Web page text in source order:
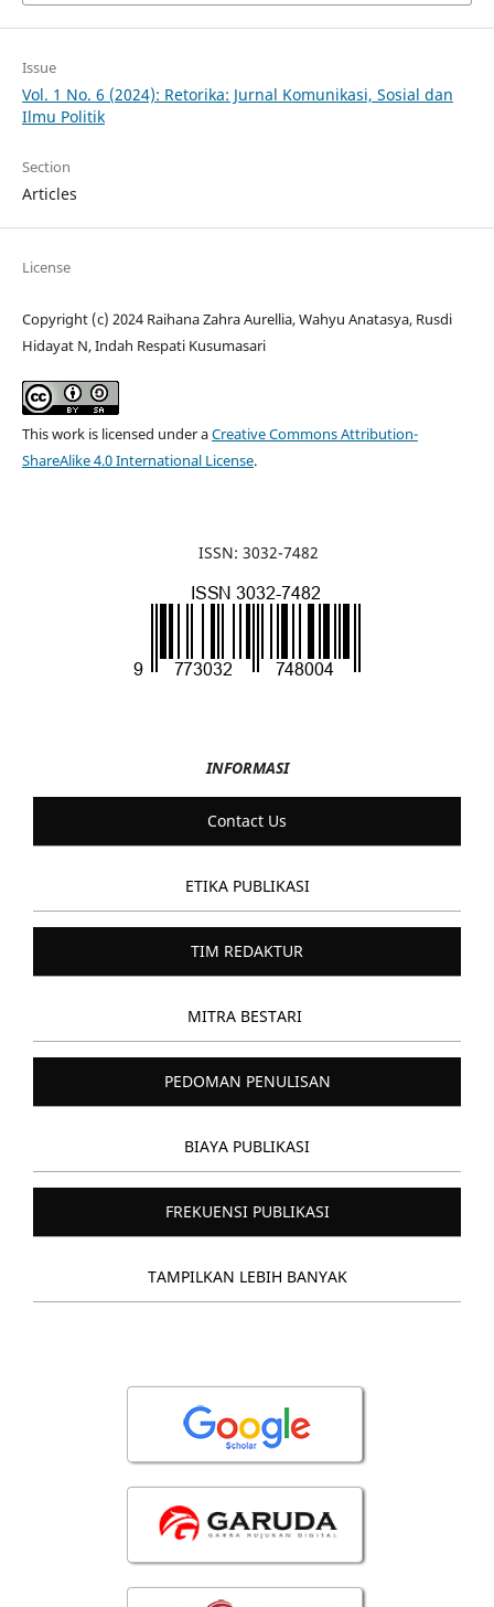
Issue
Vol. 1 No. 6 (2024): Retorika: Jurnal Komunikasi, Sosial dan
Ilmu Politik
Section
Articles
License
Copyright (c) 2024 Raihana Zahra Aurellia, Wahyu Anatasya, Rusdi
Hidayat N, Indah Respati Kusumasari
This work is licensed under aCreative Commons Attribution-
ShareAlike 4.0 International License.
ISSN: 3032-7482
INFORMASI
Contact Us
ETIKA PUBLIKASI
TIM REDAKTUR
MITRA BESTARI
PEDOMAN PENULISAN
BIAYA PUBLIKASI
FREKUENSI PUBLIKASI
TAMPILKAN LEBIH BANYAK